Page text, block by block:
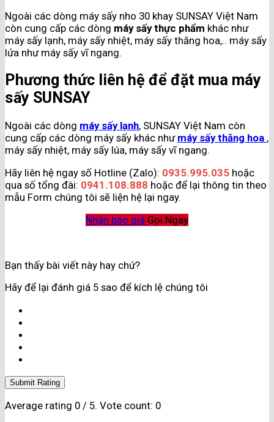
Ngoài các dòng máy sấy nho 30 khay SUNSAY Việt Nam
còn cung cấp các dòng máy sấy thực phẩm khác như
máy sấy lạnh, máy sấy nhiệt, máy sấy thăng hoa,.. máy sấy
lứa như máy sấy vĩ ngang.
Phương thức liên hệ để đặt mua máy
sấy SUNSAY
Ngoài các dòng máy sấy lạnh, SUNSAY Việt Nam còn
cung cấp các dòng máy sấy khác như máy sấy thăng hoa ,
máy sấy nhiệt, máy sấy lúa, máy sấy vĩ ngang.
Hãy liên hệ ngay số Hotline (Zalo): 0935.995.035 hoặc
qua số tổng đài: 0941.108.888 hoặc để lại thông tin theo
mẫu Form chúng tôi sẽ liện hệ lại ngay.
Nhận báo giá Gọi Ngay
Bạn thấy bài viết này hay chứ?
Hãy để lại đánh giá 5 sao để kích lệ chúng tôi
Submit Rating
Average rating 0 / 5. Vote count: 0